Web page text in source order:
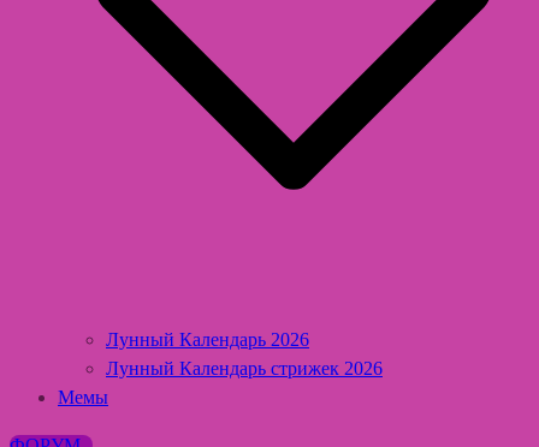
Лунный Календарь 2026
Лунный Календарь стрижек 2026
Мемы